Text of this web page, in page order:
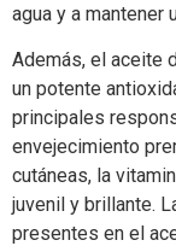
agua y a mantener
Además, el aceite
un potente
principales
envejecimiento
cutáneas, la
juvenil y brillante.
presentes en el